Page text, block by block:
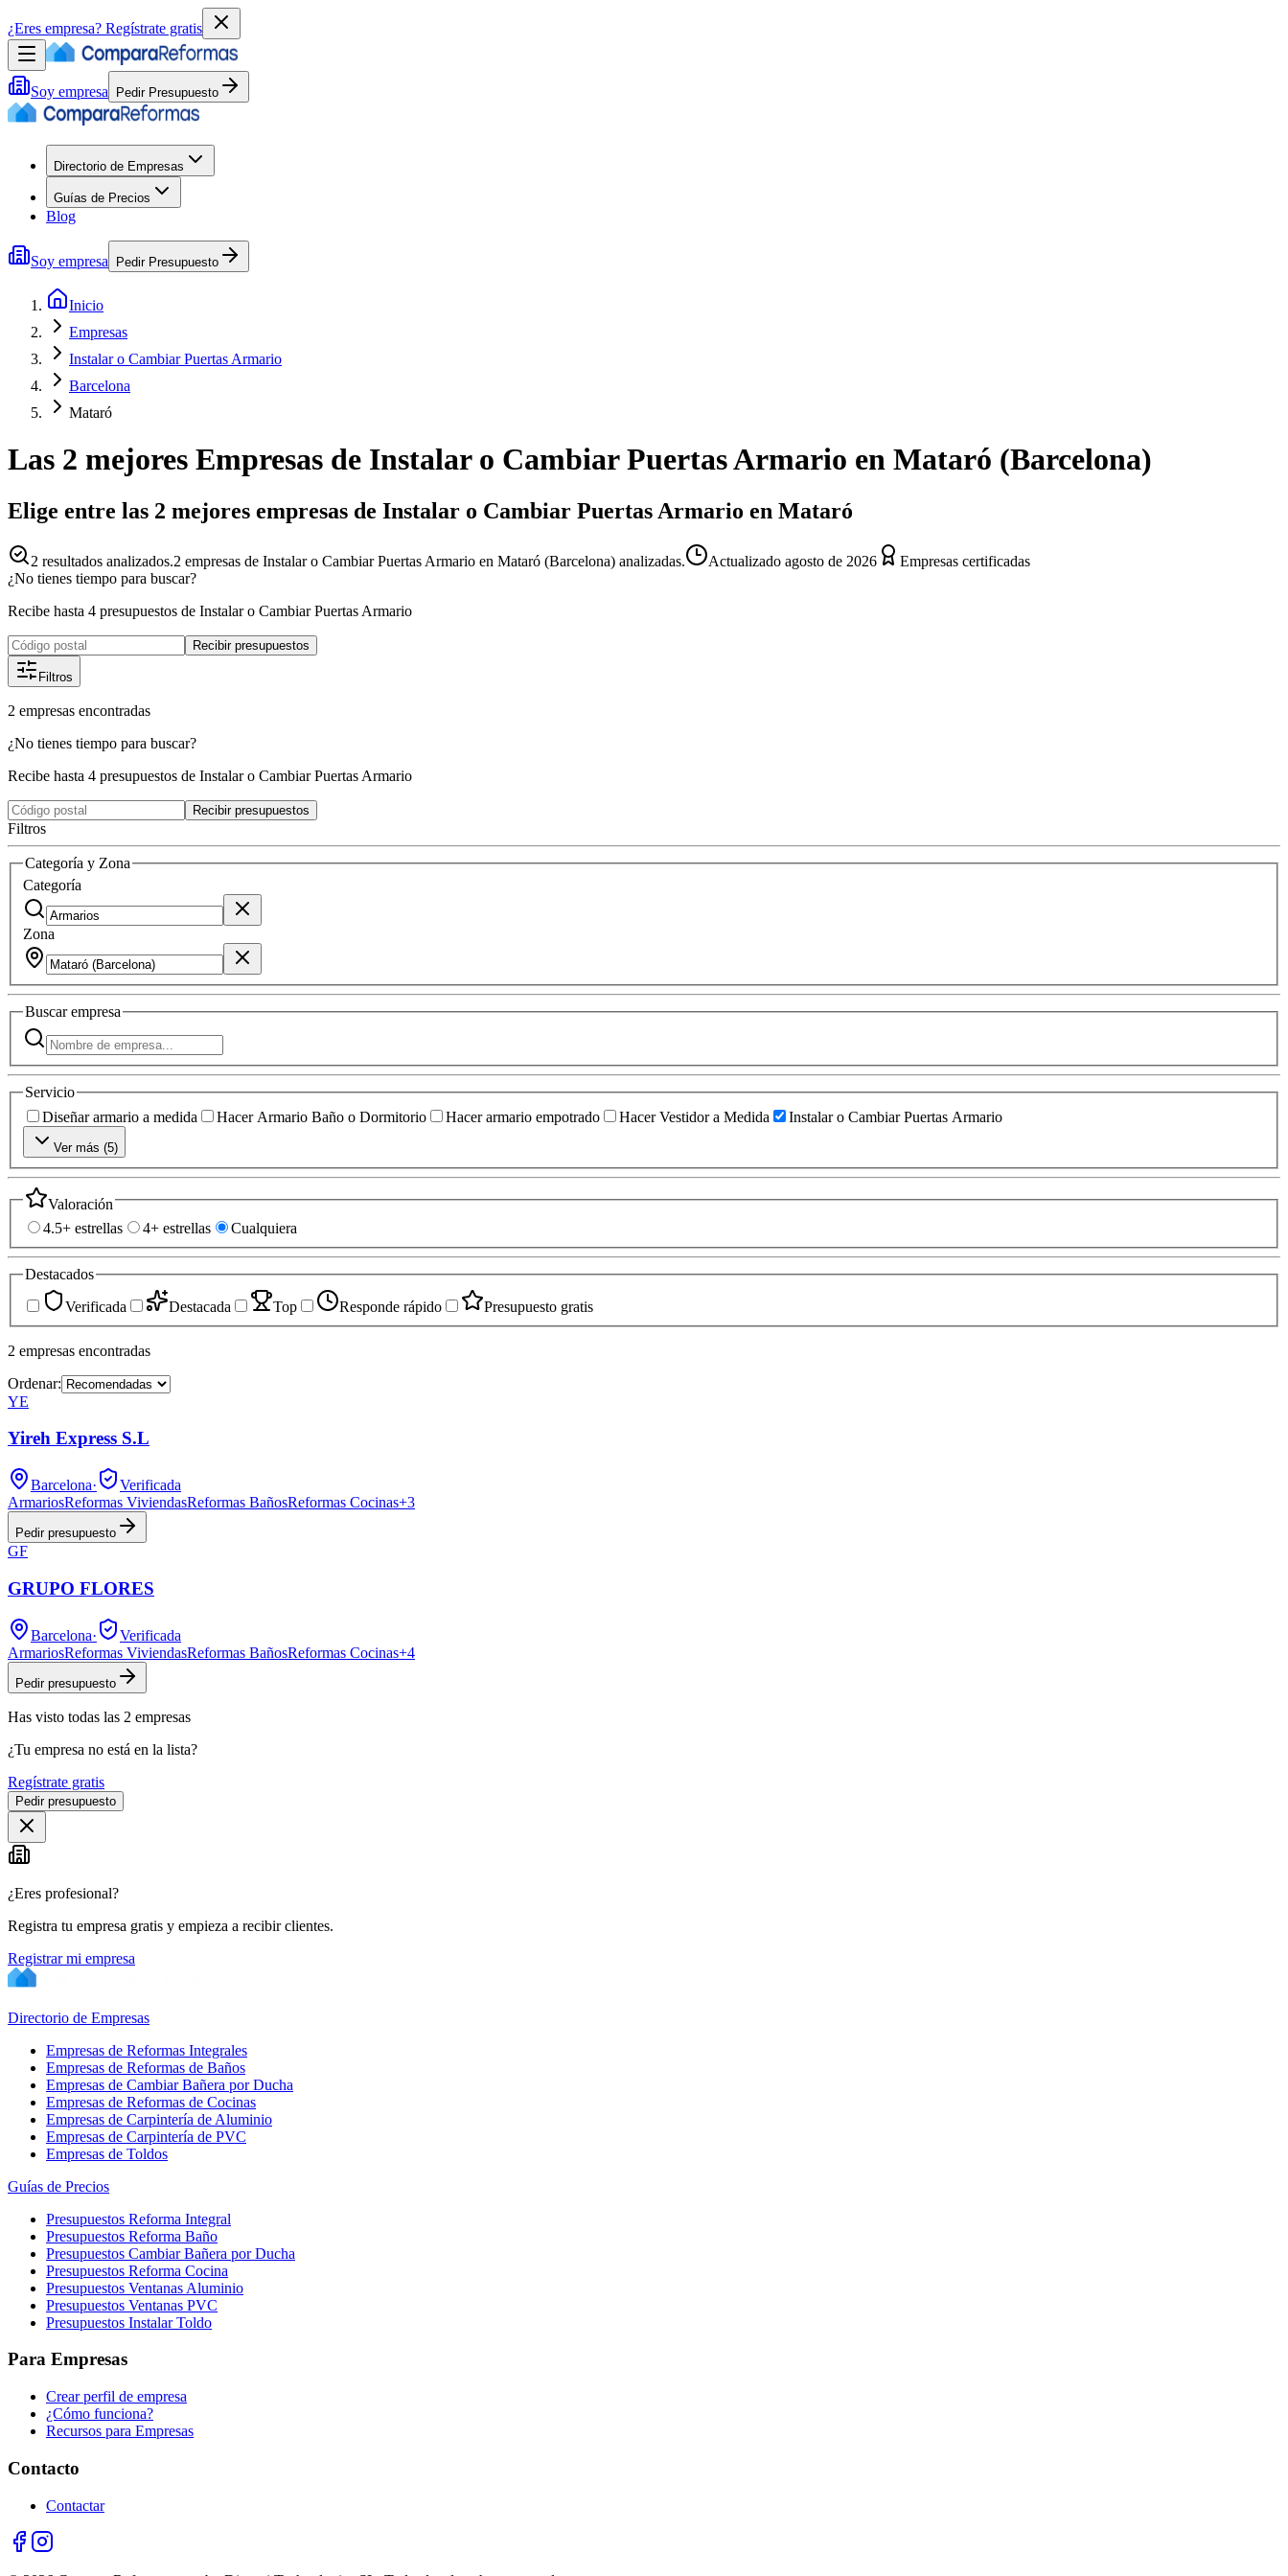
¿Eres empresa? Regístrate gratis
Soy empresa Pedir Presupuesto
Directorio de Empresas
Guías de Precios
Blog
Soy empresa Pedir Presupuesto
Inicio
Empresas
Instalar o Cambiar Puertas Armario
Barcelona
Mataró
Las 2 mejores Empresas de Instalar o Cambiar Puertas Armario en Mataró (Barcelona)
Elige entre las 2 mejores empresas de Instalar o Cambiar Puertas Armario en Mataró
2 resultados analizados.2 empresas de Instalar o Cambiar Puertas Armario en Mataró (Barcelona) analizadas. Actualizado agosto de 2026
Empresas certificadas
¿No tienes tiempo para buscar?
Recibe hasta 4 presupuestos de Instalar o Cambiar Puertas Armario
Recibir presupuestos
Filtros
2 empresas encontradas
¿No tienes tiempo para buscar?
Recibe hasta 4 presupuestos de Instalar o Cambiar Puertas Armario
Recibir presupuestos
Filtros
Categoría y Zona
Categoría
Zona
Buscarempresa
Servicio
Diseñar armario a medida
Hacer Armario Baño o Dormitorio Hacer armario empotrado Hacer Vestidor a Medida Instalar o Cambiar Puertas Armario
Ver más (5)
Valoración
4.5+ estrellas
4+ estrellas Cualquiera
Destacados
Verificada
Destacada Top Responde rápido Presupuesto gratis
2 empresas encontradas
Ordenar:
YE
Yireh Express S.L
Barcelona·
Verificada
ArmariosReformas ViviendasReformas BañosReformas Cocinas+3
Pedir presupuesto
GF
GRUPO FLORES
Barcelona·
Verificada
ArmariosReformas ViviendasReformas BañosReformas Cocinas+4
Pedir presupuesto
Has visto todas las 2 empresas
¿Tu empresa no está en la lista?
Regístrate gratis
Pedir presupuesto
¿Eres profesional?
Registra tu empresa gratis y empieza a recibir clientes.
Registrar mi empresa
Directorio de Empresas
Empresas de Reformas Integrales
Empresas de Reformas de Baños
Empresas de Cambiar Bañera por Ducha
Empresas de Reformas de Cocinas
Empresas de Carpintería de Aluminio
Empresas de Carpintería de PVC
Empresas de Toldos
Guías de Precios
Presupuestos Reforma Integral
Presupuestos Reforma Baño
Presupuestos Cambiar Bañera por Ducha
Presupuestos Reforma Cocina
Presupuestos Ventanas Aluminio
Presupuestos Ventanas PVC
Presupuestos Instalar Toldo
Para Empresas
Crear perfil de empresa
¿Cómo funciona?
Recursos para Empresas
Contacto
Contactar